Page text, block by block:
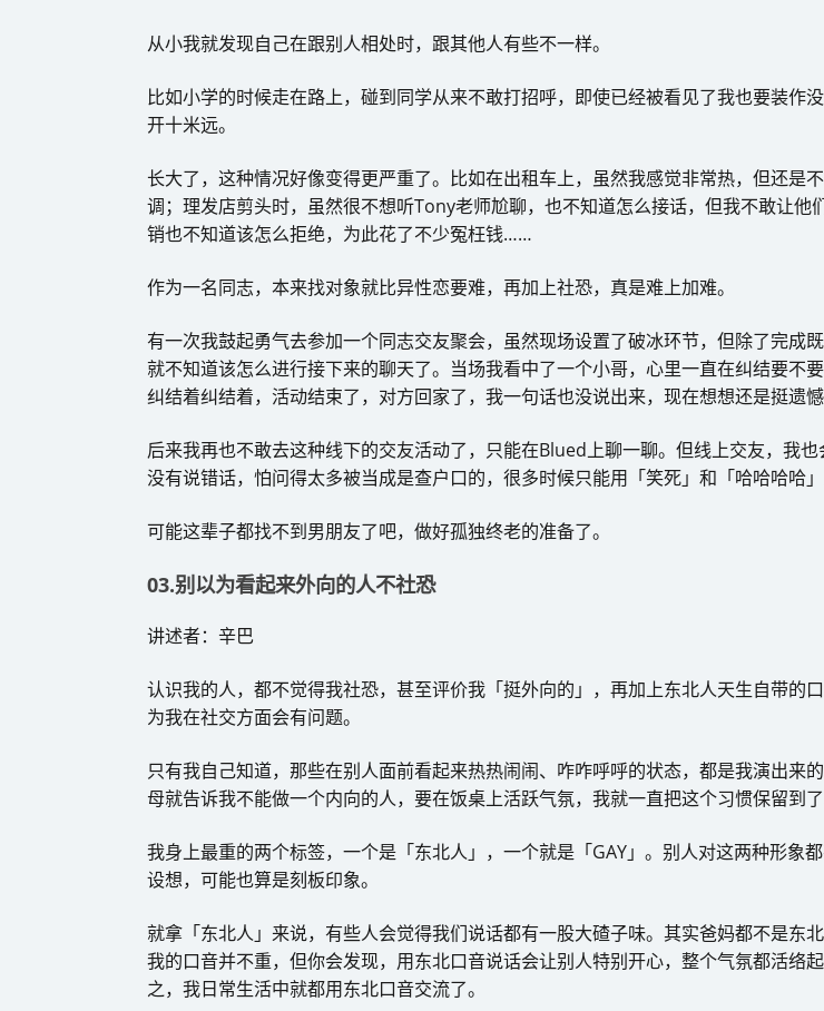
从小我就发现自己在跟别人相处时，跟其他人有些不一样。
比如小学的时候走在路上，碰到同学从来不敢打招呼，即使已经被看见了我也要装作
开十米远。
长大了，这种情况好像变得更严重了。比如在出租车上，虽然我感觉非常热，但还是
调；理发店剪头时，虽然很不想听Tony老师尬聊，也不知道怎么接话，但我不敢让他
销也不知道该怎么拒绝，为此花了不少冤枉钱……
作为一名同志，本来找对象就比异性恋要难，再加上社恐，真是难上加难。
有一次我鼓起勇气去参加一个同志交友聚会，虽然现场设置了破冰环节，但除了完成
就不知道该怎么进行接下来的聊天了。当场我看中了一个小哥，心里一直在纠结要不
纠结着纠结着，活动结束了，对方回家了，我一句话也没说出来，现在想想还是挺遗憾
后来我再也不敢去这种线下的交友活动了，只能在Blued上聊一聊。但线上交友，我
没有说错话，怕问得太多被当成是查户口的，很多时候只能用「笑死」和「哈哈哈哈」
可能这辈子都找不到男朋友了吧，做好孤独终老的准备了。
03.别以为看起来外向的人不社恐
讲述者：辛巴
认识我的人，都不觉得我社恐，甚至评价我「挺外向的」，再加上东北人天生自带的
为我在社交方面会有问题。
只有我自己知道，那些在别人面前看起来热热闹闹、咋咋呼呼的状态，都是我演出来
母就告诉我不能做一个内向的人，要在饭桌上活跃气氛，我就一直把这个习惯保留到了
我身上最重的两个标签，一个是「东北人」，一个就是「GAY」。别人对这两种形象
设想，可能也算是刻板印象。
就拿「东北人」来说，有些人会觉得我们说话都有一股大碴子味。其实爸妈都不是东
我的口音并不重，但你会发现，用东北口音说话会让别人特别开心，整个气氛都活络
之，我日常生活中就都用东北口音交流了。